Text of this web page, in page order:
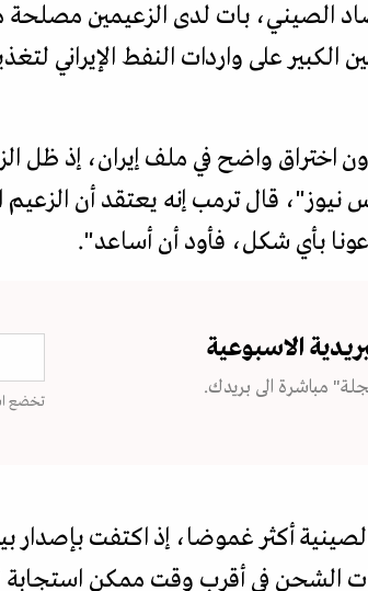
الصيني، بات لدى الزعيمين مصلحة
الكبير على واردات النفط الإيراني
اختراق واضح في ملف إيران، إذ ظل
نيوز"، قال ترمب إنه يعتقد أن
بأي شكل، فأود أن أساعد".
الاسبوعية
مباشرة الى بريدك.
تخضع
أكثر غموضا، إذ اكتفت
الشحن في أقرب وقت ممكن استجابة